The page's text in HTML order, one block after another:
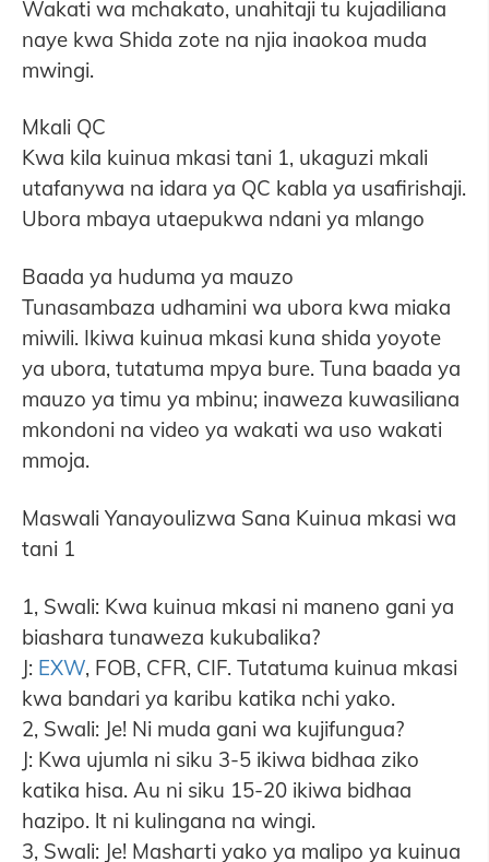
Wakati wa mchakato, unahitaji tu kujadiliana
naye kwa Shida zote na njia inaokoa muda
mwingi.
Mkali QC
Kwa kila kuinua mkasi tani 1, ukaguzi mkali
utafanywa na idara ya QC kabla ya usafirishaji.
Ubora mbaya utaepukwa ndani ya mlango
Baada ya huduma ya mauzo
Tunasambaza udhamini wa ubora kwa miaka
miwili. Ikiwa kuinua mkasi kuna shida yoyote
ya ubora, tutatuma mpya bure. Tuna baada ya
mauzo ya timu ya mbinu; inaweza kuwasiliana
mkondoni na video ya wakati wa uso wakati
mmoja.
Maswali Yanayoulizwa Sana Kuinua mkasi wa
tani 1
1, Swali: Kwa kuinua mkasi ni maneno gani ya
biashara tunaweza kukubalika?
J: EXW, FOB, CFR, CIF. Tutatuma kuinua mkasi
kwa bandari ya karibu katika nchi yako.
2, Swali: Je! Ni muda gani wa kujifungua?
J: Kwa ujumla ni siku 3-5 ikiwa bidhaa ziko
katika hisa. Au ni siku 15-20 ikiwa bidhaa
hazipo. lt ni kulingana na wingi.
3, Swali: Je! Masharti yako ya malipo ya kuinua